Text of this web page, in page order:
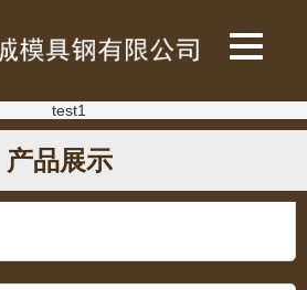
产品展示
718预加硬塑胶模具钢